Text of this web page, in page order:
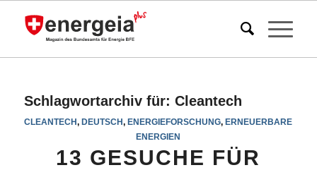
Schlagwortarchiv für: Cleantech
CLEANTECH,DEUTSCH,ENERGIEFORSCHUNG,ERNEUERBARE
ENERGIEN
13 GESUCHE FÜR